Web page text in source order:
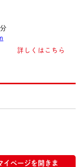
詳しくはこちら
ページを開きま